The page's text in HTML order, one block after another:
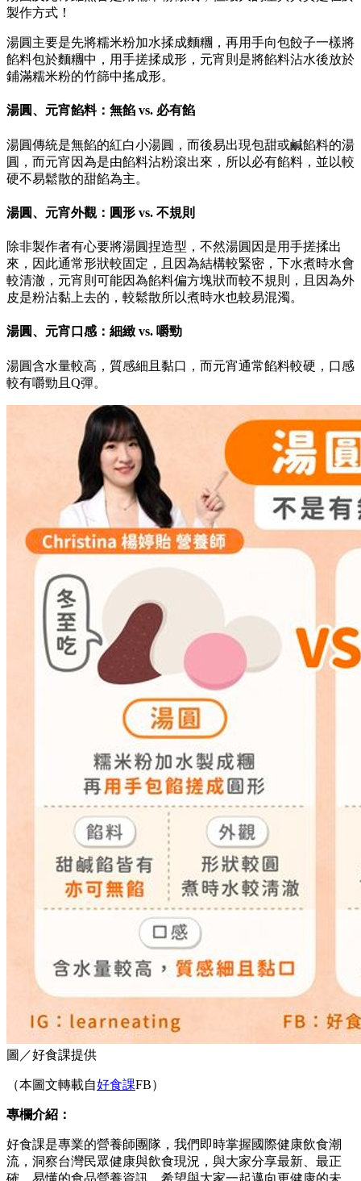
製作方式！
湯圓主要是先將糯米粉加水揉成麵糰，再用手向包餃子一樣將
餡料包於麵糰中，用手搓揉成形，元宵則是將餡料沾水後放於
鋪滿糯米粉的竹篩中搖成形。
湯圓、元宵餡料：無餡 vs. 必有餡
湯圓傳統是無餡的紅白小湯圓，而後易出現包甜或鹹餡料的湯
圓，而元宵因為是由餡料沾粉滾出來，所以必有餡料，並以較
硬不易鬆散的甜餡為主。
湯圓、元宵外觀：圓形 vs. 不規則
除非製作者有心要將湯圓捏造型，不然湯圓因是用手搓揉出
來，因此通常形狀較固定，且因為結構較緊密，下水煮時水會
較清澈，元宵則可能因為餡料偏方塊狀而較不規則，且因為外
皮是粉沾黏上去的，較鬆散所以煮時水也較易混濁。
湯圓、元宵口感：細緻 vs. 嚼勁
湯圓含水量較高，質感細且黏口，而元宵通常餡料較硬，口感
較有嚼勁且Q彈。
圖／好食課提供
（本圖文轉載自好食課FB）
專欄介紹：
好食課是專業的營養師團隊，我們即時掌握國際健康飲食潮
流，洞察台灣民眾健康與飲食現況，與大家分享最新、最正
確、易懂的食品營養資訊，希望與大家一起邁向更健康的未